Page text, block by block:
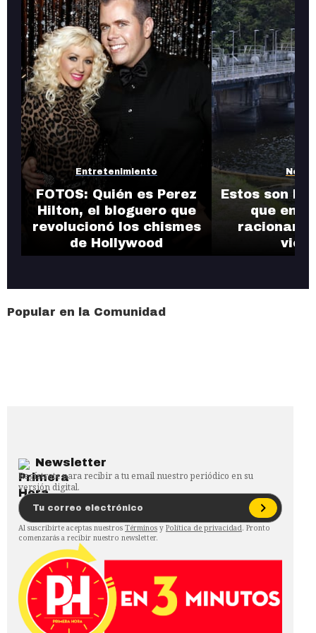
Entretenimiento
FOTOS: Quién es Perez
Hilton, el bloguero que
revolucionó los chismes
de Hollywood
Estos son
que
Popular en la Comunidad
Newsletter
Regístrate para recibir a tu email nuestro periódico en su
versión digital.
Al suscribirte aceptas nuestros Términos y Política de privacidad. Pronto
comenzarás a recibir nuestro newsletter.